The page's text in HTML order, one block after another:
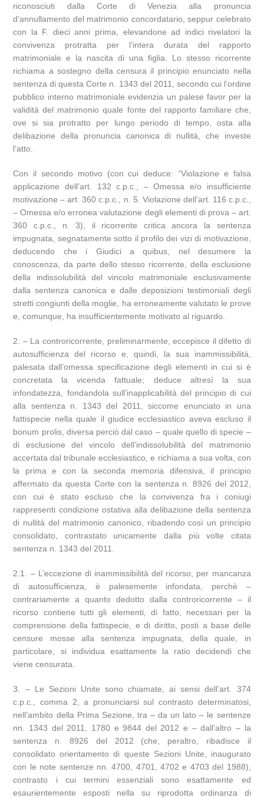
riconosciuti dalla Corte di Venezia alla pronuncia
d’annullamento del matrimonio concordatario, seppur celebrato
con la F. dieci anni prima, elevandone ad indici rivelatori la
convivenza protratta per l’intera durata del rapporto
matrimoniale e la nascita di una figlia. Lo stesso ricorrente
richiama a sostegno della censura il principio enunciato nella
sentenza di questa Corte n. 1343 del 2011, secondo cui l’ordine
pubblico interno matrimoniale evidenzia un palese favor per la
validità del matrimonio quale fonte del rapporto familiare che,
ove si sia protratto per lungo periodo di tempo, osta alla
delibazione della pronuncia canonica di nullità, che investe
l’atto.
Con il secondo motivo (con cui deduce: “Violazione e falsa
applicazione dell’art. 132 c.p.c., – Omessa e/o insufficiente
motivazione – art. 360 c.p.c., n. 5. Violazione dell’art. 116 c.p.c.,
– Omessa e/o erronea valutazione degli elementi di prova – art.
360 c.p.c., n. 3), il ricorrente critica ancora la sentenza
impugnata, segnatamente sotto il profilo dei vizi di motivazione,
deducendo che i Giudici a quibus, nel desumere la
conoscenza, da parte dello stesso ricorrente, della esclusione
della indissolubilità del vincolo matrimoniale esclusivamente
dalla sentenza canonica e dalle deposizioni testimoniali degli
stretti congiunti della moglie, ha erroneamente valutato le prove
e, comunque, ha insufficientemente motivato al riguardo.
2. – La controricorrente, preliminarmente, eccepisce il difetto di
autosufficienza del ricorso e, quindi, la sua inammissibilità,
palesata dall’omessa specificazione degli elementi in cui si è
concretata la vicenda fattuale; deduce altresì la sua
infondatezza, fondandola sull’inapplicabilità del principio di cui
alla sentenza n. 1343 del 2011, siccome enunciato in una
fattispecie nella quale il giudice ecclesiastico aveva escluso il
bonum prolis, diversa perciò dal caso – quale quello di specie –
di esclusione del vincolo dell’indissolubilità del matrimonio
accertata dal tribunale ecclesiastico, e richiama a sua volta, con
la prima e con la seconda memoria difensiva, il principio
affermato da questa Corte con la sentenza n. 8926 del 2012,
con cui è stato escluso che la convivenza fra i coniugi
rappresenti condizione ostativa alla delibazione della sentenza
di nullità del matrimonio canonico, ribadendo così un principio
consolidato, contrastato unicamente dalla più volte citata
sentenza n. 1343 del 2011.
2.1. – L’eccezione di inammissibilità del ricorso, per mancanza
di autosufficienza, è palesemente infondata, perchè –
contrariamente a quanto dedotto dalla controricorrente – il
ricorso contiene tutti gli elementi, di fatto, necessari per la
comprensione della fattispecie, e di diritto, posti a base delle
censure mosse alla sentenza impugnata, della quale, in
particolare, si individua esattamente la ratio decidendi che
viene censurata.
3. – Le Sezioni Unite sono chiamate, ai sensi dell’art. 374
c.p.c., comma 2, a pronunciarsi sul contrasto determinatosi,
nell’ambito della Prima Sezione, tra – da un lato – le sentenze
nn. 1343 del 2011, 1780 e 9844 del 2012 e – dall’altro – la
sentenza n. 8926 del 2012 (che, peraltro, ribadisce il
consolidato orientamento di queste Sezioni Unite, inaugurato
con le note sentenze nn. 4700, 4701, 4702 e 4703 del 1988),
contrasto i cui termini essenziali sono esattamente ed
esaurientemente esposti nella su riprodotta ordinanza di